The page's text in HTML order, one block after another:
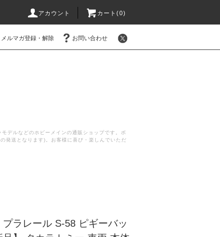
アカウント カート(0)
メルマガ登録・解除 お問い合わせ
デルなどのホビーメインの通販ショップです。ボ
発送となります)。お客様に喜び・楽しんでいただ
ラレール S-58 ピギーバッ